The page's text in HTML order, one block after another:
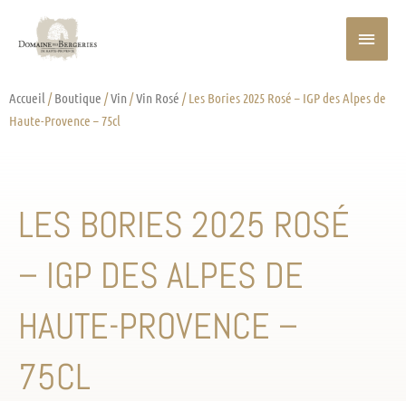
contenu
Accueil /Boutique /Vin /Vin Rosé / Les Bories 2025 Rosé – IGP des Alpes de
Haute-Provence – 75cl
LES BORIES 2025 ROSÉ
– IGP DES ALPES DE
HAUTE-PROVENCE –
75CL